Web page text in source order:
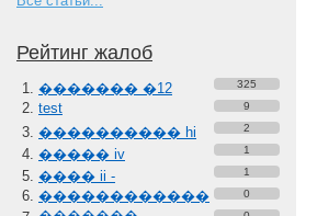
Рейтинг жалоб
������� �12 325
test 9
���������� hi 2
����� iv 1
���� ii -
������������
1
0